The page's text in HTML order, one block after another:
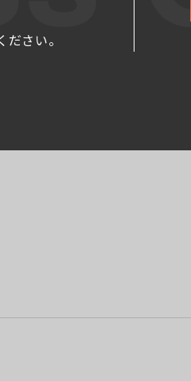
さい。